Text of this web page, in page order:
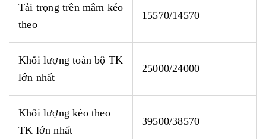
Tải trọng trên mâm kéo
theo
15570/14570
Khối lượng toàn bộ TK
lớn nhất
25000/24000
Khối lượng kéo theo
TK lớn nhất
39500/38570